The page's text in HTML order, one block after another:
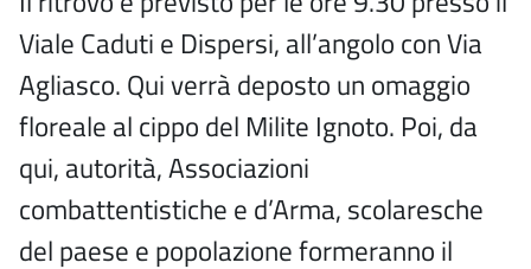
Viale Caduti e Dispersi, all’angolo con Via
Agliasco. Qui verrà deposto un omaggio
floreale al cippo del Milite Ignoto. Poi, da
qui, autorità, Associazioni
combattentistiche e d’Arma, scolaresche
del paese e popolazione formeranno il